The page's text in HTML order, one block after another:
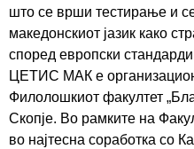
што се врши тестирање и
македонскиот јазик како
според европски
ЦЕТИС МАК е
Филолошкиот факултет
Скопје. Во рамките на
во најтесна соработка со